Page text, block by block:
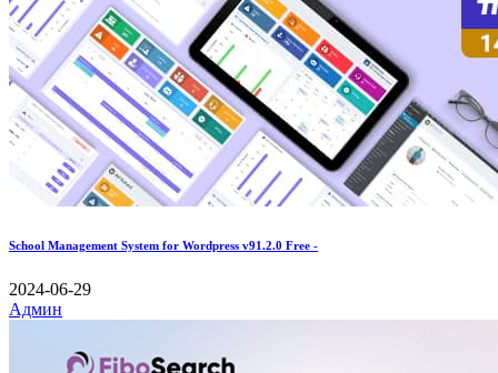
School Management System for Wordpress v91.2.0 Free -
2024-06-29
Админ